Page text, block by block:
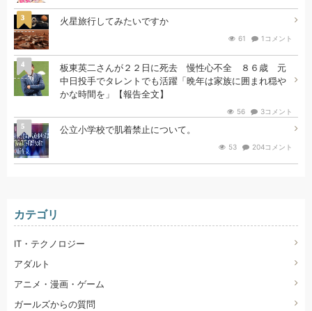
3 火星旅行してみたいですか
61 1コメント
4
板東英二さんが２２日に死去 慢性心不全 ８６歳 元
中日投手でタレントでも活躍「晩年は家族に囲まれ穏や
かな時間を」【報告全文】
56 3コメント
5 公立小学校で肌着禁止について。
53 204コメント
カテゴリ
IT・テクノロジー
アダルト
アニメ・漫画・ゲーム
ガールズからの質問